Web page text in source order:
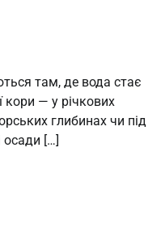
там, де вода стає
кори — у річкових
глибинах чи під
[…]